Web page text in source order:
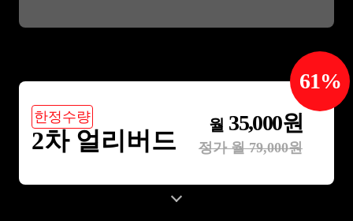
한정수량
2차 얼리버드
월 35,000원
정가 월79,000원
61%